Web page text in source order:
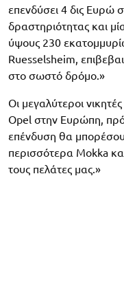
επενδύσει 4 δις Ευρώ
δραστηριότητας και
ύψους 230
Ruesselsheim,
στο σωστό δρόμο.»
Οι μεγαλύτεροι
Opel στην Ευρώπη,
επένδυση θα
περισσότερα Mokka
τους πελάτες μας.»